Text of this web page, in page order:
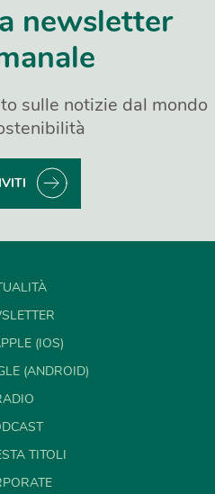
newsletter
sulle notizie dal mondo
(IOS)
(ANDROID)
TITOLI